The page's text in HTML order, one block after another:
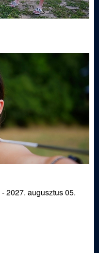
-2027. augusztus 05.